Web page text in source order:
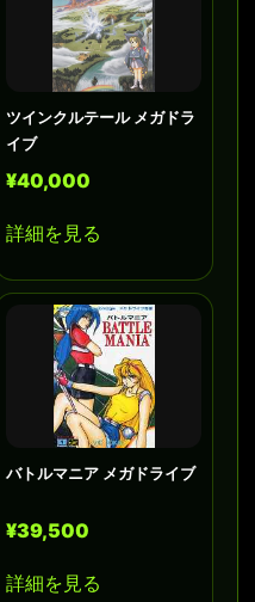
ツインクルテール メガドラ
イブ
¥40,000
詳細を見る
バトルマニア メガドライブ
¥39,500
詳細を見る